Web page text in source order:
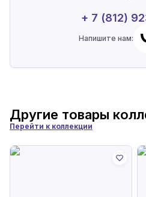
+ 7 (812)
Напишите нам:
Другие товары
Перейти к коллекции